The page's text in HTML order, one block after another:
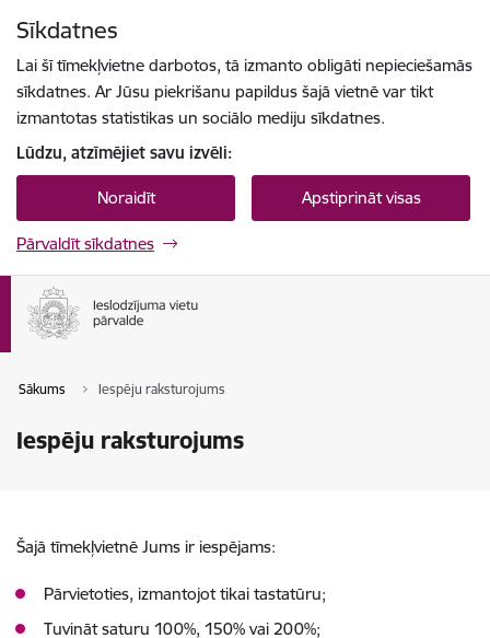
Sīkdatnes
Lai šī tīmekļvietne darbotos, tā izmanto obligāti nepieciešamās
sīkdatnes. Ar Jūsu piekrišanu papildus šajā vietnē var tikt
izmantotas statistikas un sociālo mediju sīkdatnes.
Lūdzu, atzīmējiet savu izvēli:
Noraidīt Apstiprināt visas
Pārvaldīt sīkdatnes
Sākums Iespēju raksturojums
Iespēju raksturojums
Šajā tīmekļvietnē Jums ir iespējams:
Pārvietoties, izmantojot tikai tastatūru;
Tuvināt saturu 100%, 150% vai 200%;